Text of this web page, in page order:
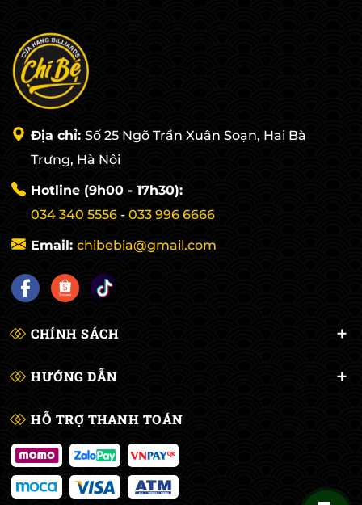
Địa chỉ: Số 25 Ngõ Trần Xuân Soạn, Hai Bà
Trưng, Hà Nội
Hotline (9h00 - 17h30):
034 340 5556 - 033 996 6666
Email: chibebia@gmail.com
CHÍNH SÁCH
HƯỚNG DẪN
HỖ TRỢ THANH TOÁN